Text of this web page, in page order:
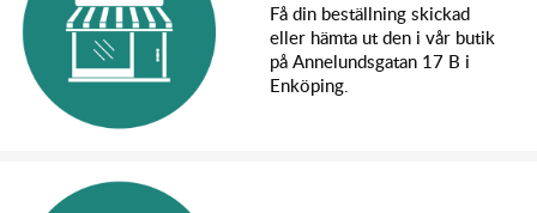
Få din beställning skickad
eller hämta ut den i vår butik
på Annelundsgatan 17 B i
Enköping.